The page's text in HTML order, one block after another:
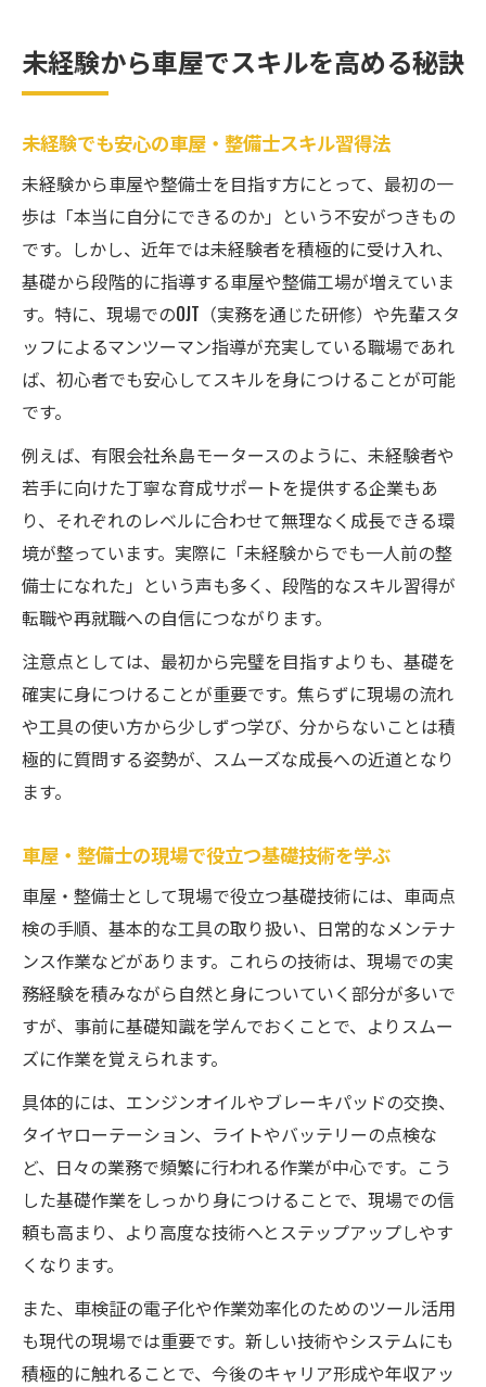
未経験から車屋でスキルを高める秘訣
未経験でも安心の車屋・整備士スキル習得法
未経験から車屋や整備士を目指す方にとって、最初の一
歩は「本当に自分にできるのか」という不安がつきもの
です。しかし、近年では未経験者を積極的に受け入れ、
基礎から段階的に指導する車屋や整備工場が増えていま
す。特に、現場でのOJT（実務を通じた研修）や先輩スタ
ッフによるマンツーマン指導が充実している職場であれ
ば、初心者でも安心してスキルを身につけることが可能
です。
例えば、有限会社糸島モータースのように、未経験者や
若手に向けた丁寧な育成サポートを提供する企業もあ
り、それぞれのレベルに合わせて無理なく成長できる環
境が整っています。実際に「未経験からでも一人前の整
備士になれた」という声も多く、段階的なスキル習得が
転職や再就職への自信につながります。
注意点としては、最初から完璧を目指すよりも、基礎を
確実に身につけることが重要です。焦らずに現場の流れ
や工具の使い方から少しずつ学び、分からないことは積
極的に質問する姿勢が、スムーズな成長への近道となり
ます。
車屋・整備士の現場で役立つ基礎技術を学ぶ
車屋・整備士として現場で役立つ基礎技術には、車両点
検の手順、基本的な工具の取り扱い、日常的なメンテナ
ンス作業などがあります。これらの技術は、現場での実
務経験を積みながら自然と身についていく部分が多いで
すが、事前に基礎知識を学んでおくことで、よりスムー
ズに作業を覚えられます。
具体的には、エンジンオイルやブレーキパッドの交換、
タイヤローテーション、ライトやバッテリーの点検な
ど、日々の業務で頻繁に行われる作業が中心です。こう
した基礎作業をしっかり身につけることで、現場での信
頼も高まり、より高度な技術へとステップアップしやす
くなります。
また、車検証の電子化や作業効率化のためのツール活用
も現代の現場では重要です。新しい技術やシステムにも
積極的に触れることで、今後のキャリア形成や年収アッ